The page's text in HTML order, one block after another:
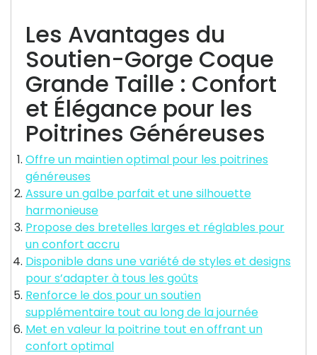
Les Avantages du
Soutien-Gorge Coque
Grande Taille : Confort
et Élégance pour les
Poitrines Généreuses
Offre un maintien optimal pour les poitrines
généreuses
Assure un galbe parfait et une silhouette
harmonieuse
Propose des bretelles larges et réglables pour
un confort accru
Disponible dans une variété de styles et designs
pour s’adapter à tous les goûts
Renforce le dos pour un soutien
supplémentaire tout au long de la journée
Met en valeur la poitrine tout en offrant un
confort optimal